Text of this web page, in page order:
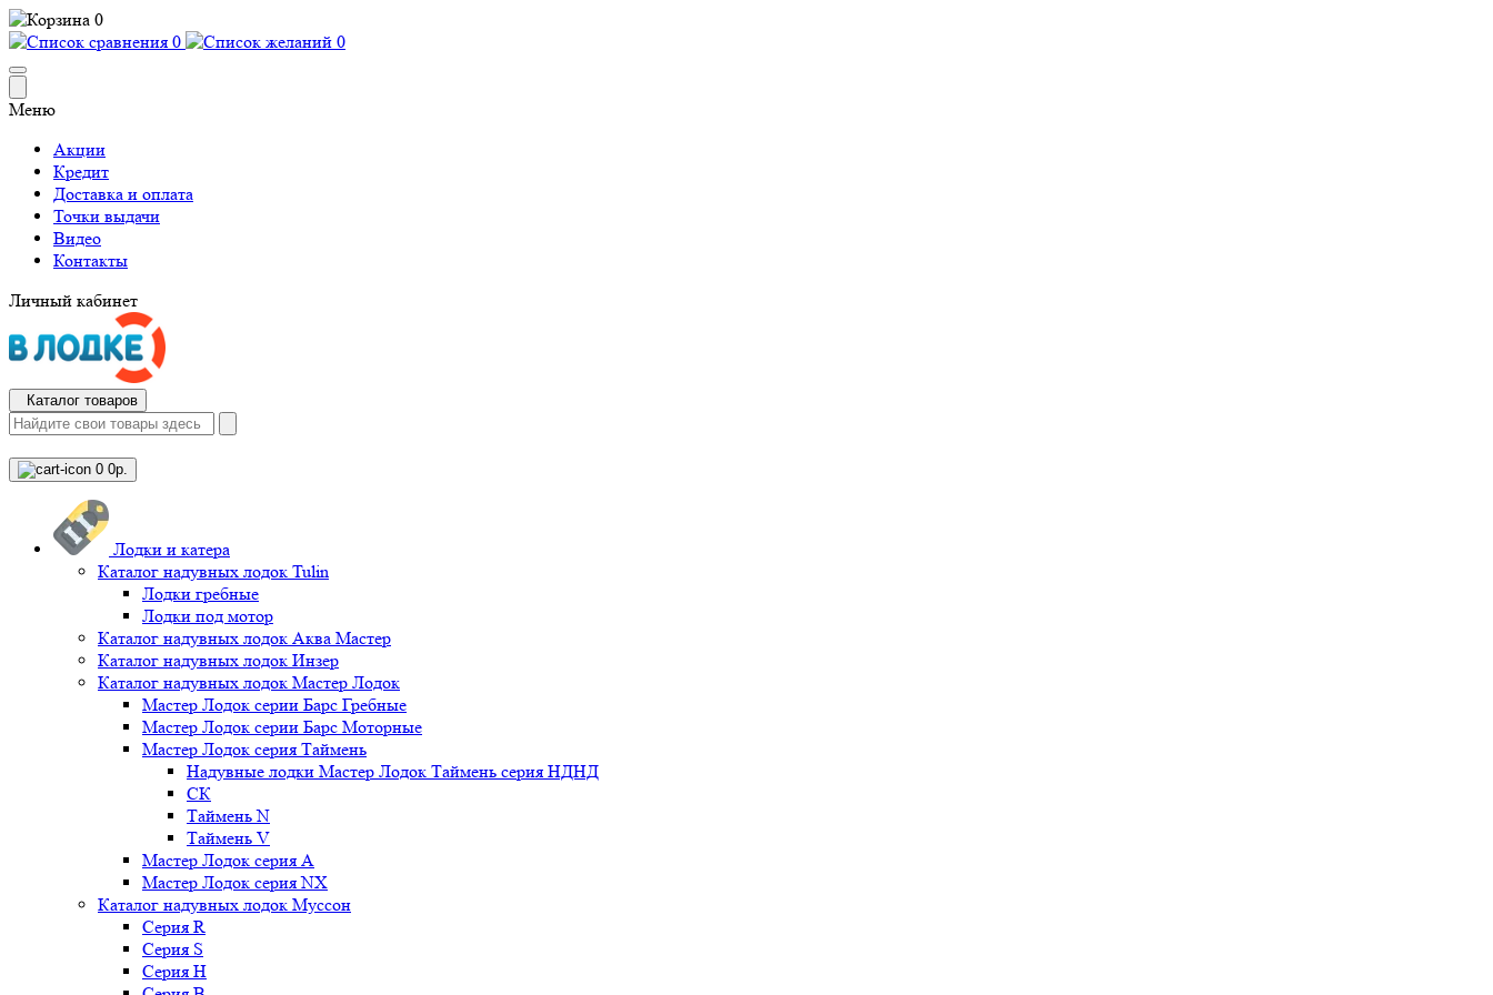
0
0
0
Меню
Акции
Кредит
Доставка и оплата
Точки выдачи
Видео
Контакты
Личный кабинет
Каталог товаров
0 0р.
Лодки и катера
Каталог надувных лодок Tulin
Лодки гребные
Лодки под мотор
Каталог надувных лодок Аква Мастер
Каталог надувных лодок Инзер
Каталог надувных лодок Мастер Лодок
Мастер Лодок серии Барс Гребные
Мастер Лодок серии Барс Моторные
Мастер Лодок серия Таймень
Надувные лодки Мастер Лодок Таймень серия НДНД
СК
Таймень N
Таймень V
Мастер Лодок серия А
Мастер Лодок серия NX
Каталог надувных лодок Муссон
Серия R
Серия S
Серия H